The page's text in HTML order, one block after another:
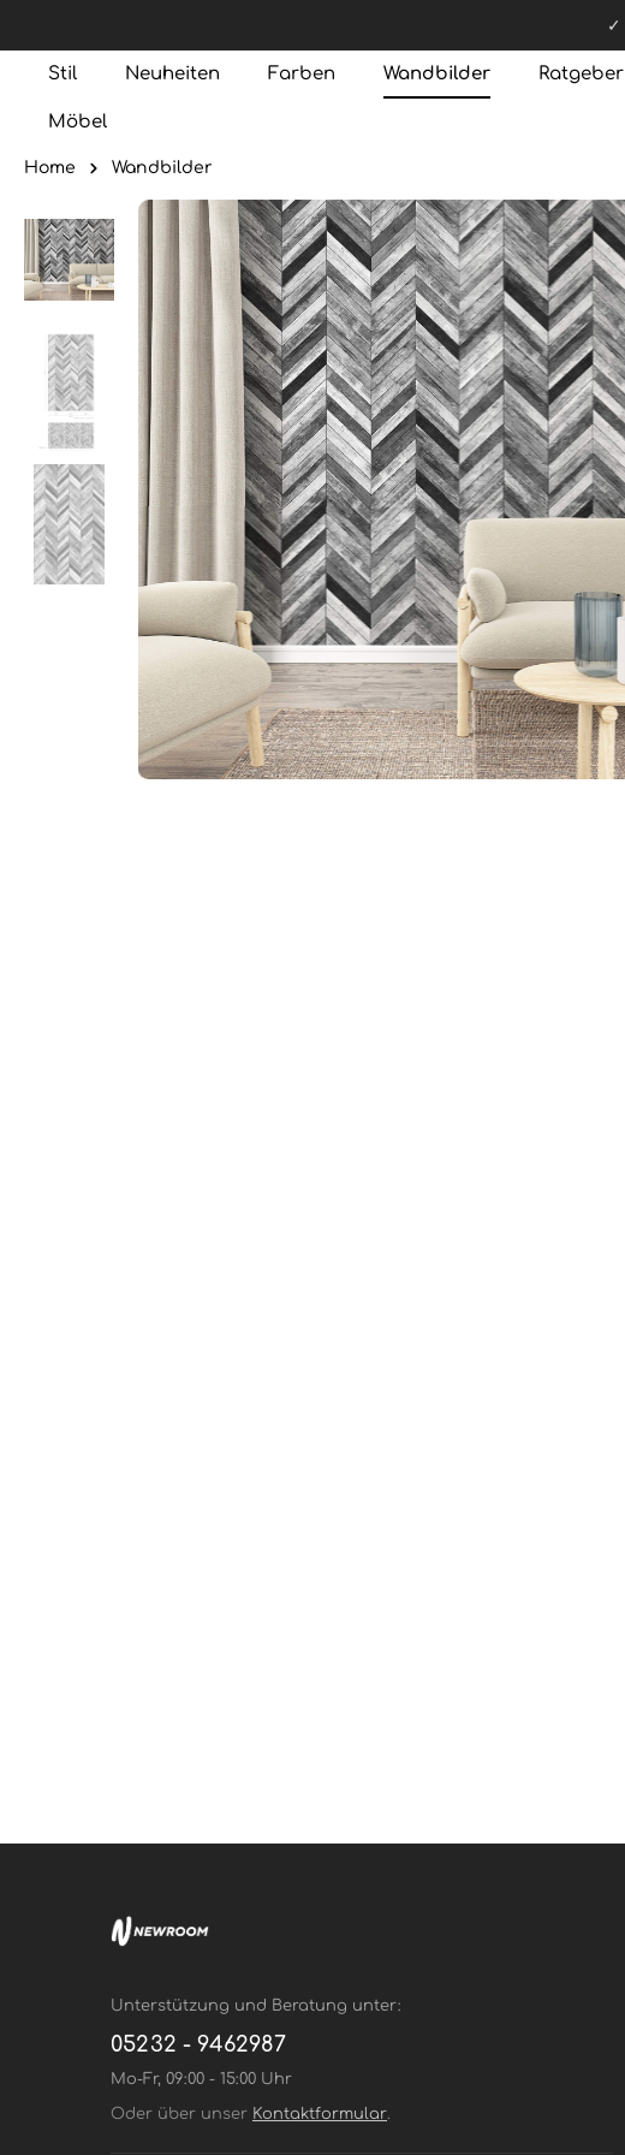
Stil Neuheiten Farben Wandbilder Ratgeber
Möbel
Home Wandbilder
Unterstützung und Beratung unter:
05232 - 9462987
Mo-Fr, 09:00 - 15:00 Uhr
Oder über unser Kontaktformular.